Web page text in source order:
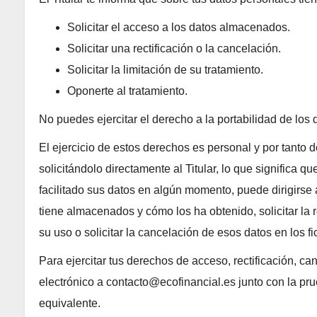
Solicitar el acceso a los datos almacenados.
Solicitar una rectificación o la cancelación.
Solicitar la limitación de su tratamiento.
Oponerte al tratamiento.
No puedes ejercitar el derecho a la portabilidad de los
El ejercicio de estos derechos es personal y por tanto
solicitándolo directamente al Titular, lo que significa
facilitado sus datos en algún momento, puede
tiene almacenados y cómo los ha obtenido, solicitar
su uso o solicitar la cancelación de esos datos en los
Para ejercitar tus derechos de acceso, rectificación,
electrónico a contacto@ecofinancial.es junto con la
equivalente.